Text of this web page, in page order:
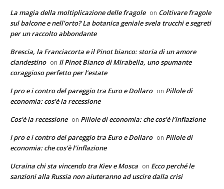
La magia della moltiplicazione delle fragole on Coltivare fragole
sul balcone e nell’orto? La botanica geniale svela trucchi e segreti
per un raccolto abbondante
Brescia, la Franciacorta e il Pinot bianco: storia di un amore
clandestino on Il Pinot Bianco di Mirabella, uno spumante
coraggioso perfetto per l’estate
I pro e i contro del pareggio tra Euro e Dollaro on Pillole di
economia: cos’è la recessione
Cos'è la recessione on Pillole di economia: che cos’è l’inflazione
I pro e i contro del pareggio tra Euro e Dollaro on Pillole di
economia: che cos’è l’inflazione
Ucraina chi sta vincendo tra Kiev e Mosca on Ecco perché le
sanzioni alla Russia non aiuteranno ad uscire dalla crisi